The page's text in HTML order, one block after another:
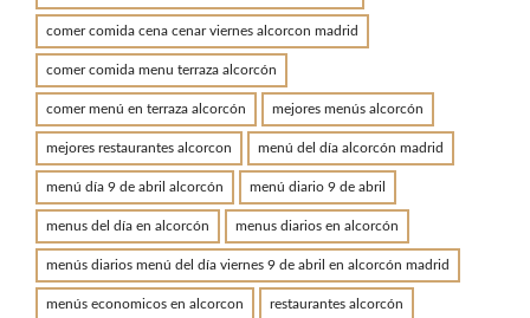
comer comida cena cenar viernes alcorcon madrid
comer comida menu terraza alcorcón
comer menú en terraza alcorcón mejores menús alcorcón
mejores restaurantes alcorcon menú del día alcorcón madrid
menú día 9 de abril alcorcón menú diario 9 de abril
menus del día en alcorcón menus diarios en alcorcón
menús diarios menú del día viernes 9 de abril en alcorcón madrid
menús economicos en alcorcon restaurantes alcorcón